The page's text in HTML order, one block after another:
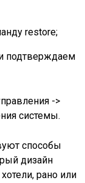
restore;
подтверждаем
->
системы.
способы
дизайн
рано или